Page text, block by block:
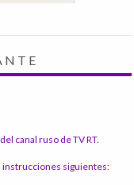
canal ruso de TV RT.
instrucciones siguientes: